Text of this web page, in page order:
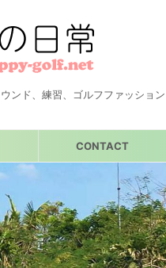
ンド、練習、ゴルフファッショ
CONTACT